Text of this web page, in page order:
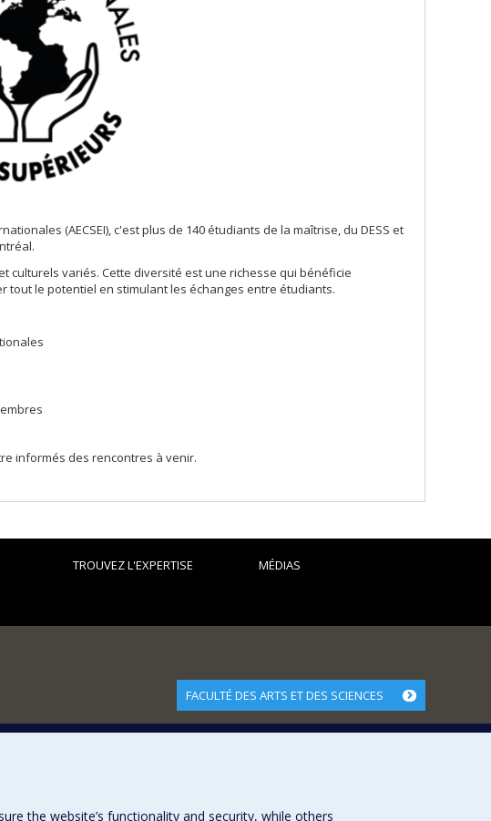
(AECSEI), c'est plus de 140 étudiants de la maîtrise, du DESS et
variés. Cette diversité est une richesse qui bénéficie
tout le potentiel en stimulant les échanges entre étudiants.
informés des rencontres à venir.
TROUVEZ L'EXPERTISE MÉDIAS
FACULTÉ DES ARTS ET DES SCIENCES
Nos départements et écoles
the website’s functionality and security, while others